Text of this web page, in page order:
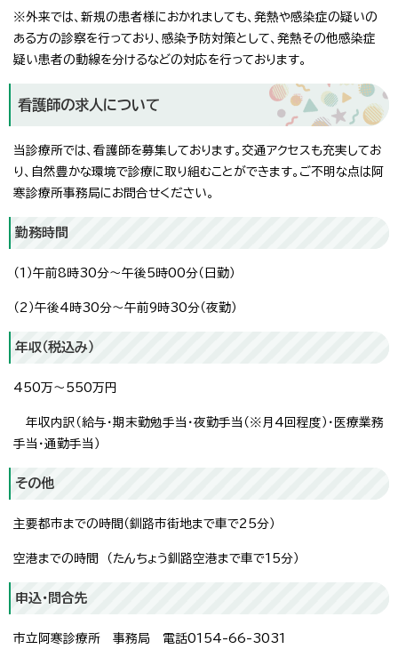
※外来では、新規の患者様におかれましても、発熱や感染症の疑いの
ある方の診察を行っており、感染予防対策として、発熱その他感染症
疑い患者の動線を分けるなどの対応を行っております。
看護師の求人について
当診療所では、看護師を募集しております。交通アクセスも充実してお
り、自然豊かな環境で診療に取り組むことができます。ご不明な点は阿
寒診療所事務局にお問合せください。
勤務時間
（1）午前8時30分～午後5時00分（日勤）
（2）午後4時30分～午前9時30分（夜勤）
年収（税込み）
450万～550万円
年収内訳（給与・期末勤勉手当・夜勤手当（※月4回程度）・医療業務
手当・通勤手当）
その他
主要都市までの時間（釧路市街地まで車で25分）
空港までの時間 （たんちょう釧路空港まで車で15分）
申込・問合先
市立阿寒診療所 事務局 電話0154-66-3031